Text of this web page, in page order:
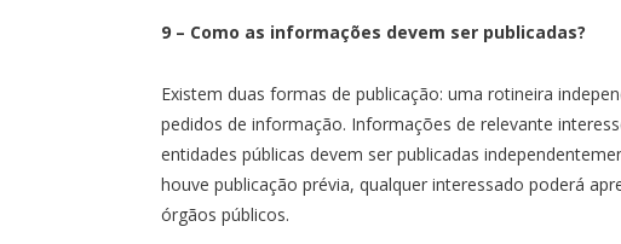
9 – Como as informações devem ser publicadas?
Existem duas formas de publicação: uma rotineira
pedidos de informação. Informações de relevante
entidades públicas devem ser publicadas
houve publicação prévia, qualquer interessado poderá
órgãos públicos.